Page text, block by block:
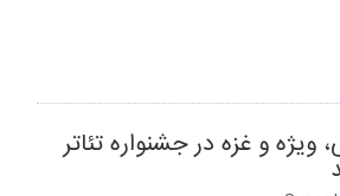
ویژه و غزه در جشنواره تئاتر